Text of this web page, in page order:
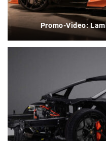
Promo-Video: